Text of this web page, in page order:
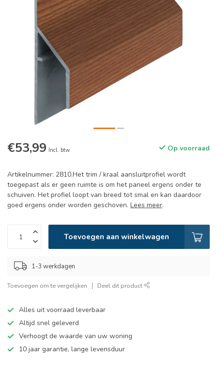
€53,99 Incl. btw Op voorraad
Artikelnummer: 2810.Het trim / kraal aansluitprofiel wordt
toegepast als er geen ruimte is om het paneel ergens onder te
schuiven. Het profiel loopt van breed tot smal en kan daardoor
goed ergens onder worden geschoven. Lees meer.
Toevoegen aan winkelwagen
1-3 werkdagen
Toevoegen om te vergelijken Deel dit product
Alles uit voorraad leverbaar
Altijd snel geleverd
Verhoogt de waarde van uw woning
10 jaar garantie, lange levensduur